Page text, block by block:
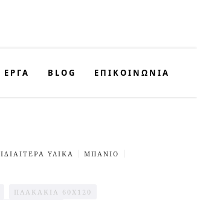
ΕΡΓΑ BLOG ΕΠΙΚΟΙΝΩΝΊΑ
ΙΔΙΑΙΤΕΡΑ ΥΛΙΚΑ
ΜΠΆΝΙΟ
ΠΛΑΚΆΚΙΑ 60X120